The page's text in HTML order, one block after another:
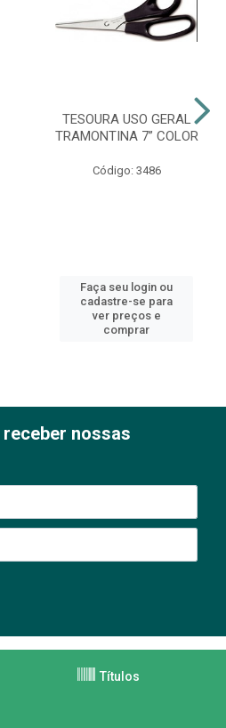
TESOURA USO GERAL
TRAMONTINA 7” COLOR
Código: 3486
Faça seu login ou
cadastre-se para
ver preços e
comprar
nossas
Títulos